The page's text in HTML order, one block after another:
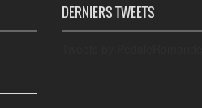
DERNIERS TWEETS